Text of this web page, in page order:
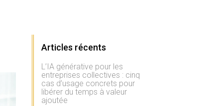
Articles récents
L’IA générative pour les
entreprises collectives : cinq
cas d’usage concrets pour
libérer du temps à valeur
ajoutée